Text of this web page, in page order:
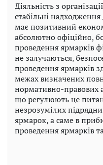
Діяльність з
стабільні
має позитивний
абсолютно офіційно,
проведення ярмарків
не залучаються,
проведення ярмарків
межах визначених
нормативно-правових
що регулюють це
незрозумілих
ярмарок, а саме в
проведення ярмарків